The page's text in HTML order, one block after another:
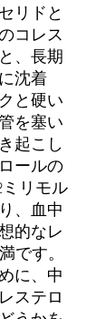
リドと
コレス
、長期
沈着
と硬い
を塞い
起こし
ールの
リモル
、血中
的なレ
です。
に、中
ステロ